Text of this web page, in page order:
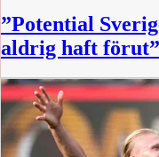
”Potential
aldrig haft förut”